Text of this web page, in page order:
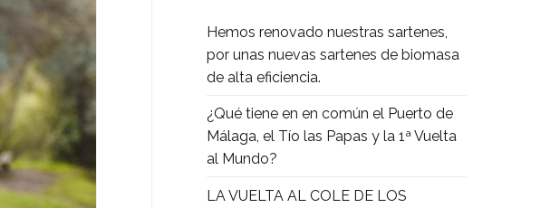
Hemos renovado nuestras sartenes,
por unas nuevas sartenes de biomasa
de alta eficiencia.
¿Qué tiene en en común el Puerto de
Málaga, el Tío las Papas y la 1ª Vuelta
al Mundo?
LA VUELTA AL COLE DE LOS